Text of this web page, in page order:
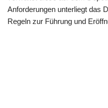
Anforderungen unterliegt das
Regeln zur Führung und